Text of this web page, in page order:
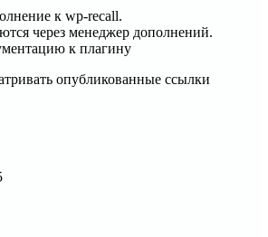
к wp-recall.
через менеджер дополнений.
к плагину
опубликованные ссылки